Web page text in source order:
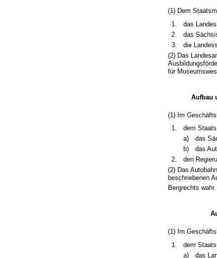
(1) Dem
1.
das
2.
das
3.
die
(2) Das
für
Aufbau
(1) Im
1.
dem
a)
das
b)
das
2.
den
(2) Das
beschriebenen
Bergrechts
(1) Im
1.
dem
a)
das